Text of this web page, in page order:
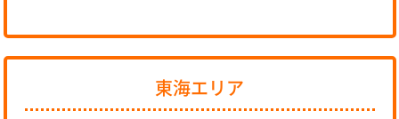
東海エリア